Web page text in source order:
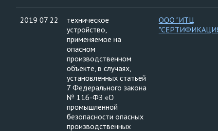
2019 07 22
техническое
устройство,
применяемое на
опасном
производственном
объекте, в случаях,
установленных статьей
7 Федерального закона
№ 116-ФЗ «О
промышленной
безопасности опасных
производственных
ООО "ИТЦ